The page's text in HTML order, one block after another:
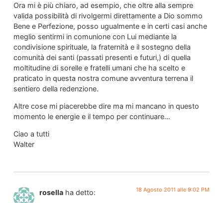
Ora mi è più chiaro, ad esempio, che oltre alla sempre
valida possibilità di rivolgermi direttamente a Dio sommo
Bene e Perfezione, posso ugualmente e in certi casi anche
meglio sentirmi in comunione con Lui mediante la
condivisione spirituale, la fraternità e il sostegno della
comunità dei santi (passati presenti e futuri,) di quella
moltitudine di sorelle e fratelli umani che ha scelto e
praticato in questa nostra comune avventura terrena il
sentiero della redenzione.
Altre cose mi piacerebbe dire ma mi mancano in questo
momento le energie e il tempo per continuare…
Ciao a tutti
Walter
rosella ha detto: 18 Agosto 2011 alle 9:02 PM